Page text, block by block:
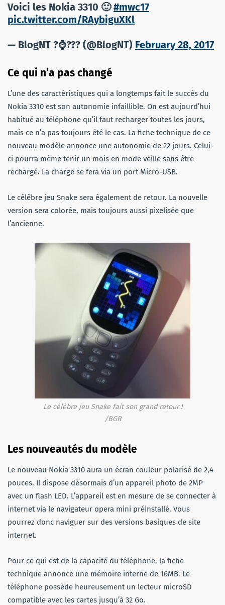
Voici les Nokia 3310 🙂#mwc17
pic.twitter.com/RAybiguXKl
— BlogNT ?⌚️️??? (@BlogNT) February 28, 2017
Ce qui n’a pas changé
L’une des caractéristiques qui a longtemps fait le succès du
Nokia 3310 est son autonomie infaillible. On est aujourd’hui
habitué au téléphone qu’il faut recharger toutes les jours,
mais ce n’a pas toujours été le cas. La fiche technique de ce
nouveau modèle annonce une autonomie de 22 jours. Celui-
ci pourra même tenir un mois en mode veille sans être
rechargé. La charge se fera via un port Micro-USB.
Le célèbre jeu Snake sera également de retour. La nouvelle
version sera colorée, mais toujours aussi pixelisée que
l’ancienne.
Le célèbre jeu Snake fait son grand retour !
/BGR
Les nouveautés du modèle
Le nouveau Nokia 3310 aura un écran couleur polarisé de 2,4
pouces. Il dispose désormais d’un appareil photo de 2MP
avec un flash LED. L’appareil est en mesure de se connecter à
internet via le navigateur opera mini préinstallé. Vous
pourrez donc naviguer sur des versions basiques de site
internet.
Pour ce qui est de la capacité du téléphone, la fiche
technique annonce une mémoire interne de 16MB. Le
téléphone possède heureusement un lecteur microSD
compatible avec les cartes jusqu’à 32 Go.